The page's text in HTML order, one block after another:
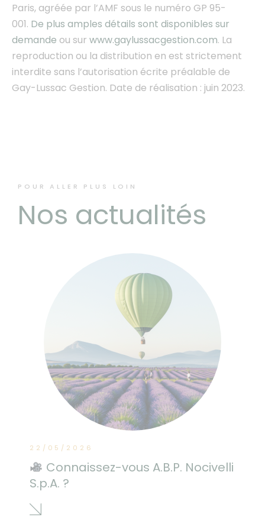
Paris, agréée par l’AMF sous le numéro GP 95-
001. De plus amples détails sont disponibles sur
demande ou sur www.gaylussacgestion.com. La
reproduction ou la distribution en est strictement
interdite sans l’autorisation écrite préalable de
Gay-Lussac Gestion. Date de réalisation : juin 2023.
POUR ALLER PLUS LOIN
Nos actualités
22/05/2026
Connaissez-vous A.B.P. Nocivelli
S.p.A. ?